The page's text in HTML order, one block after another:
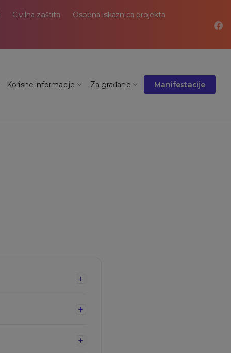
Civilna zaštita Osobna iskaznica projekta
Korisne informacije Za građane Manifestacije